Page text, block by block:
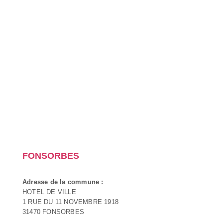
FONSORBES
Adresse de la commune :
HOTEL DE VILLE
1 RUE DU 11 NOVEMBRE 1918
31470 FONSORBES